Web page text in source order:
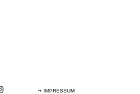
IMPRESSUM